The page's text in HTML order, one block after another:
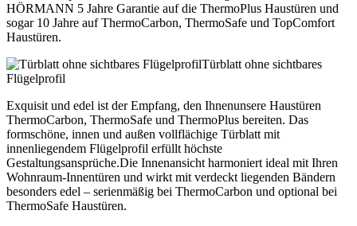
HÖRMANN 5 Jahre Garantie auf die ThermoPlus Haustüren und
sogar 10 Jahre auf ThermoCarbon, ThermoSafe und TopComfort
Haustüren.
Türblatt ohne sichtbares
Flügelprofil
Exquisit und edel ist der Empfang, den Ihnenunsere Haustüren
ThermoCarbon, ThermoSafe und ThermoPlus bereiten. Das
formschöne, innen und außen vollflächige Türblatt mit
innenliegendem Flügelprofil erfüllt höchste
Gestaltungsansprüche.Die Innenansicht harmoniert ideal mit Ihren
Wohnraum-Innentüren und wirkt mit verdeckt liegenden Bändern
besonders edel – serienmäßig bei ThermoCarbon und optional bei
ThermoSafe Haustüren.